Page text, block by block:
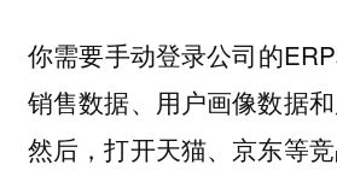
你需要手动登录公司的
销售数据、用户画像数据
然后，打开天猫、京东等